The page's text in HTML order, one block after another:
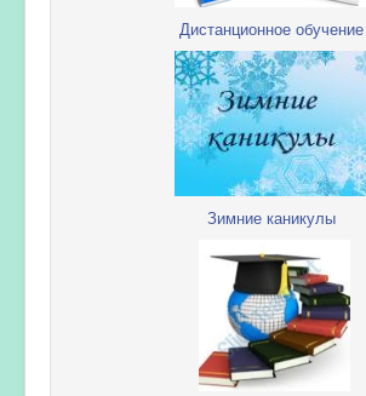
Дистанционное обучение
Зимние каникулы